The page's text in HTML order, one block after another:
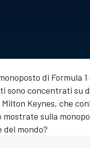
di Formula
sono concentrati su
Keynes, che
sulla
mondo?